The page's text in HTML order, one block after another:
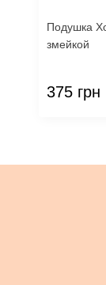
Подушка
змейкой
375 грн